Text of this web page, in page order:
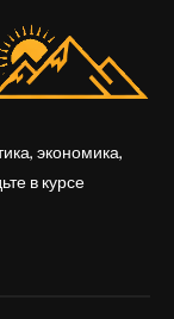
экономика,
в курсе